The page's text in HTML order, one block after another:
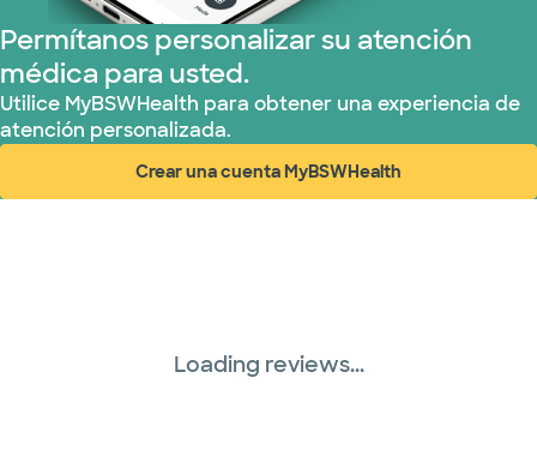
Tricare (3 planes)
TriWest HealthCare (1 planes)
United HealthCare (33 planes)
WellMed (15 planes)
Permítanos personalizar su atención
médica para usted.
Utilice MyBSWHealth para obtener una experiencia de
atención personalizada.
Crear una cuenta MyBSWHealth
(abre en ventana nueva)
Loading reviews...